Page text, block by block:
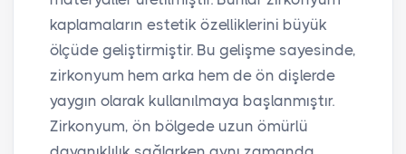
kaplamaların estetik özelliklerini büyük
ölçüde geliştirmiştir. Bu gelişme sayesinde,
zirkonyum hem arka hem de ön dişlerde
yaygın olarak kullanılmaya başlanmıştır.
Zirkonyum, ön bölgede uzun ömürlü